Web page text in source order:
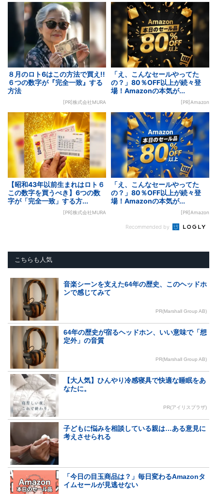
８月のロト6はこの方法で買え!!
６つの数字が『完全一致』する
方法
[PR]株式会社MURA
「え、こんなセールやってた
の？」80％OFF以上が続々登
場！Amazonの本気が...
[PR]Amazon
【昭和43年以前生まれはロト６
この数字を買うべき】6つの数
字が「完全一致」する方...
[PR]株式会社MURA
「え、こんなセールやってた
の？」80％OFF以上が続々登
場！Amazonの本気が...
[PR]Amazon
Recommended by
こちらも人気
音楽シーンを支えた64年の歴史、このヘッドホ
ンで感じてみて
PR(Marshall Group AB)
64年の歴史が宿るヘッドホン、いい意味で「想
定外」の音質
PR(Marshall Group AB)
【大人気】ひんやり冷感寝具で快適な睡眠をあ
なたに。
PR(アイリスプラザ)
子どもに悩みを相談している親は…ある意見に
考えさせられる
「今日の目玉商品は？」毎日変わるAmazonタ
イムセールが見逃せない